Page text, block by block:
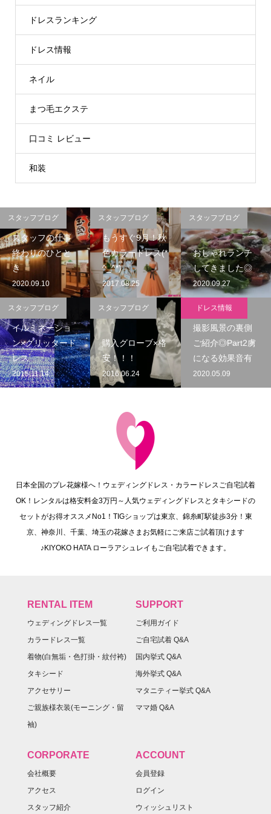
ドレスランキング
ドレス情報
ネイル
まつ毛エクステ
口コミ レビュー
和装
スタッフの仕事
終わりのひとと
き
2020.09.10
スタッフブログ
もうすぐ9月！秋
色カラードレス(*
^_^*)
2017.08.25
スタッフブログ
おしゃれランチ
してきました◎
2020.09.27
スタッフブログ
イルミネーショ
ン×グリッタード
レス
2015.11.14
スタッフブログ
購入グローブ×格
安！！！
2016.06.24
スタッフブログ
撮影風景の裏側
ご紹介◎Part2虜
になる効果音有
2020.05.09
ドレス情報
日本全国のプレ花嫁様へ！ウェディングドレス・カラードレスご自宅試着
OK！レンタルは格安料金3万円～人気ウェディングドレスとタキシードの
セットがお得オススメNo1！TIGショップは東京、錦糸町駅徒歩3分！東
京、神奈川、千葉、埼玉の花嫁さまお気軽にご来店ご試着頂けます
♪KIYOKO HATA ローラアシュレイもご自宅試着できます。
RENTAL ITEM
ウェディングドレス一覧
カラードレス一覧
着物(白無垢・色打掛・紋付袴)
タキシード
アクセサリー
ご親族様衣装(モーニング・留
袖)
SUPPORT
ご利用ガイド
ご自宅試着 Q&A
国内挙式 Q&A
海外挙式 Q&A
マタニティー挙式 Q&A
ママ婚 Q&A
CORPORATE
会社概要
アクセス
スタッフ紹介
ACCOUNT
会員登録
ログイン
ウィッシュリスト